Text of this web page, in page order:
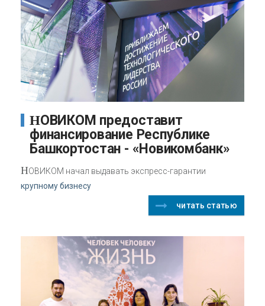
НОВИКОМ предоставит
финансирование Республике
Башкортостан - «Новикомбанк»
НОВИКОМ начал выдавать экспресс-гарантии
крупному бизнесу
читать статью